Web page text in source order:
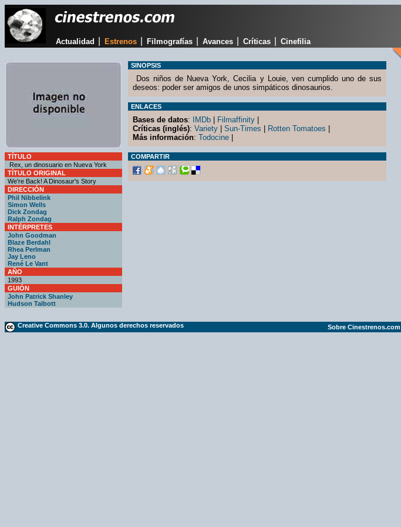
Actualidad Estrenos Filmografías Avances Críticas Cinefilia
TÍTULO
Rex, un dinosuario en Nueva York
TÍTULO ORIGINAL
We're Back! A Dinosaur's Story
DIRECCIÓN
Phil Nibbelink
Simon Wells
Dick Zondag
Ralph Zondag
INTÉRPRETES
John Goodman
Blaze Berdahl
Rhea Perlman
Jay Leno
René Le Vant
AÑO
1993
GUIÓN
John Patrick Shanley
Hudson Talbott
SINOPSIS
Dos niños de Nueva York, Cecilia y Louie, ven cumplido uno de sus
deseos: poder ser amigos de unos simpáticos dinosaurios.
ENLACES
Bases de datos: IMDb Filmaffinity
Críticas (inglés): Variety Sun-Times Rotten Tomatoes
Más información: Todocine
COMPARTIR
Creative Commons 3.0. Algunos derechos reservados Sobre Cinestrenos.com